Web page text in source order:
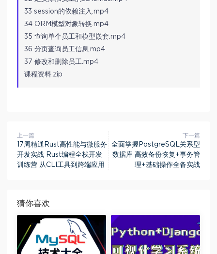
33 session的依赖注入.mp4
34 ORM模型对象转换.mp4
35 查询单个员工和模型嵌套.mp4
36 分页查询员工信息.mp4
37 修改和删除员工.mp4
课程资料.zip
上一篇
17周精通Rust高性能与微服务
开发实战 Rust编程全栈开发
训练营 从CLI工具到跨端应用
下一篇
全面掌握PostgreSQL关系型
数据库 高效备份恢复+事务管
理+基础操作全备实战
猜你喜欢